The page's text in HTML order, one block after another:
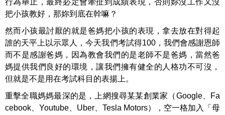
行為舉止，最終必定會牽扯到成績表現，否則妳沒工作又沒
把小孩教好，那妳到底在幹嘛？
然而小孩最討厭的就是爸媽把小孩的表現，拿去放在對得起
誰的天平上以示眾人，今天我們考試得100，我們會感謝恩師
而不是感謝爸媽，因為教會我們的是老師不是爸媽，當然爸
媽提供我們良好的環境，讓我們擁有健全的人格功不可沒，
但就是不是用在考試科目的表揚上。
重擊全職媽媽最深的是，上網搜尋某某創業家（Google、Fa
cebook、Youtube、Uber、Tesla Motors），空一格加入「母